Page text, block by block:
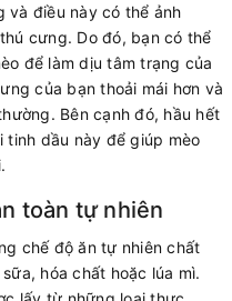
và điều này có thể ảnh
cưng. Do đó, bạn có thể
để làm dịu tâm trạng của
của bạn thoải mái hơn và
Bên cạnh đó, hầu hết
tinh dầu này để giúp mèo
toàn tự nhiên
chế độ ăn tự nhiên chất
hóa chất hoặc lúa mì.